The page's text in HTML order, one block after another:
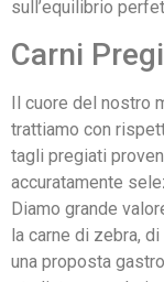
sull’equilibrio
Carni
Il cuore del nostro
trattiamo con
tagli pregiati
accuratamente
Diamo grande
la carne di zebra,
una proposta